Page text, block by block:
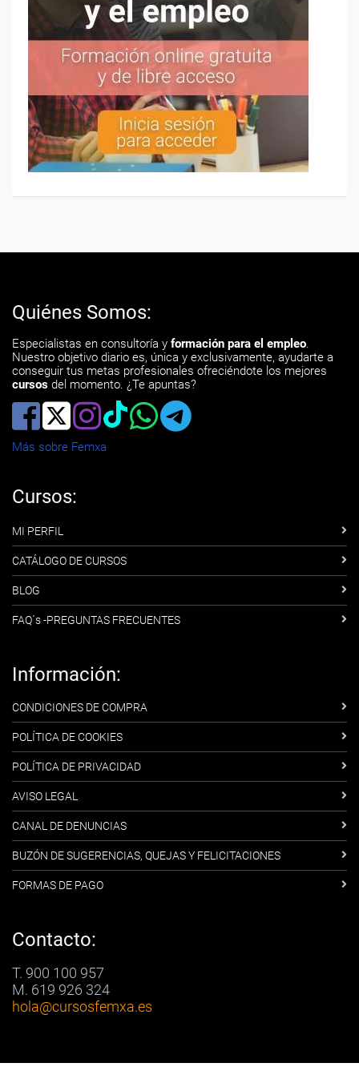
Quiénes Somos:
Especialistas en consultoría y formación para el empleo.
Nuestro objetivo diario es, única y exclusivamente, ayudarte a
conseguir tus metas profesionales ofreciéndote los mejores
cursos del momento. ¿Te apuntas?
Más sobre Femxa
Cursos:
MI PERFIL
CATÁLOGO DE CURSOS
BLOG
FAQ´s -PREGUNTAS FRECUENTES
Información:
CONDICIONES DE COMPRA
POLÍTICA DE COOKIES
POLÍTICA DE PRIVACIDAD
AVISO LEGAL
CANAL DE DENUNCIAS
BUZÓN DE SUGERENCIAS, QUEJAS Y FELICITACIONES
FORMAS DE PAGO
Contacto:
T. 900 100 957
M. 619 926 324
hola@cursosfemxa.es